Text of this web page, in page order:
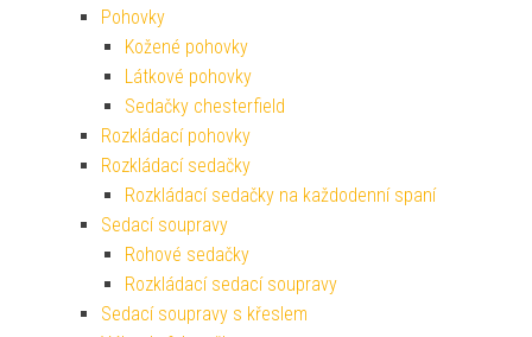
Pohovky
Kožené pohovky
Látkové pohovky
Sedačky chesterfield
Rozkládací pohovky
Rozkládací sedačky
Rozkládací sedačky na každodenní spaní
Sedací soupravy
Rohové sedačky
Rozkládací sedací soupravy
Sedací soupravy s křeslem